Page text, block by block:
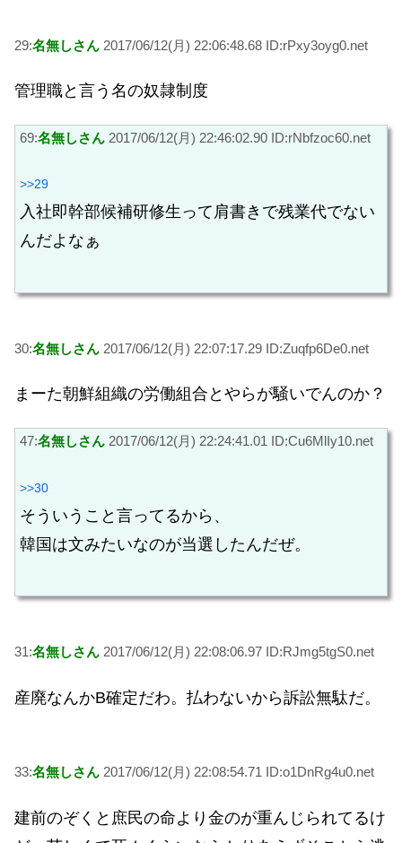
29:名無しさん 2017/06/12(月) 22:06:48.68 ID:rPxy3oyg0.net
管理職と言う名の奴隷制度
69:名無しさん 2017/06/12(月) 22:46:02.90 ID:rNbfzoc60.net
>>29
入社即幹部候補研修生って肩書きで残業代でない
んだよなぁ
30:名無しさん 2017/06/12(月) 22:07:17.29 ID:Zuqfp6De0.net
まーた朝鮮組織の労働組合とやらが騒いでんのか？
47:名無しさん 2017/06/12(月) 22:24:41.01 ID:Cu6MlIy10.net
>>30
そういうこと言ってるから、
韓国は文みたいなのが当選したんだぜ。
31:名無しさん 2017/06/12(月) 22:08:06.97 ID:RJmg5tgS0.net
産廃なんかB確定だわ。払わないから訴訟無駄だ。
33:名無しさん 2017/06/12(月) 22:08:54.71 ID:o1DnRg4u0.net
建前のぞくと庶民の命より金のが重んじられてるけ